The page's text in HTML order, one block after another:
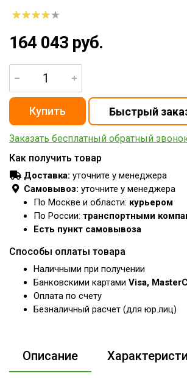
164 043 руб.
Заказать бесплатный обратный
Как получить товар
Доставка: уточните у менеджера
Самовывоз: уточните у менеджера
По Москве и области: курьером
По России: транспортными
Есть пункт самовывоза
Способы оплаты товара
Наличными при получении
Банковскими картами Visa,
Оплата по счету
Безналичный расчет (для юр.лиц)
Описание